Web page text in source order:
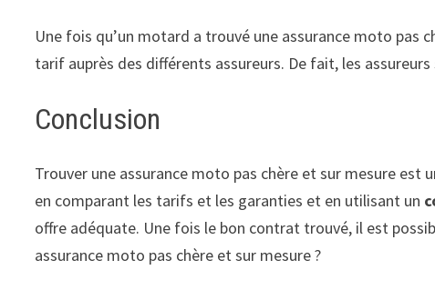
Une fois qu’un motard a trouvé une assurance moto pas
tarif auprès des différents assureurs. De fait, les
Conclusion
Trouver une assurance moto pas chère et sur mesure est
en comparant les tarifs et les garanties et en utilisant un
offre adéquate. Une fois le bon contrat trouvé, il est
assurance moto pas chère et sur mesure ?